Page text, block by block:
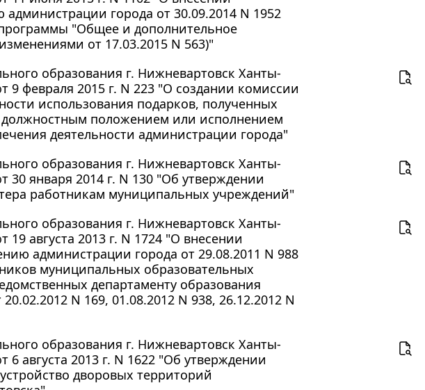
города от 30.09.2014 N 1952
"Общее и дополнительное
от 17.03.2015 N 563)"
образования г. Нижневартовск Ханты-
февраля 2015 г. N 223 "О создании комиссии
использования подарков, полученных
положением или исполнением
деятельности администрации города"
образования г. Нижневартовск Ханты-
января 2014 г. N 130 "Об утверждении
работникам муниципальных учреждений"
образования г. Нижневартовск Ханты-
августа 2013 г. N 1724 "О внесении
администрации города от 29.08.2011 N 988
муниципальных образовательных
департаменту образования
N 169, 01.08.2012 N 938, 26.12.2012 N
образования г. Нижневартовск Ханты-
августа 2013 г. N 1622 "Об утверждении
дворовых территорий